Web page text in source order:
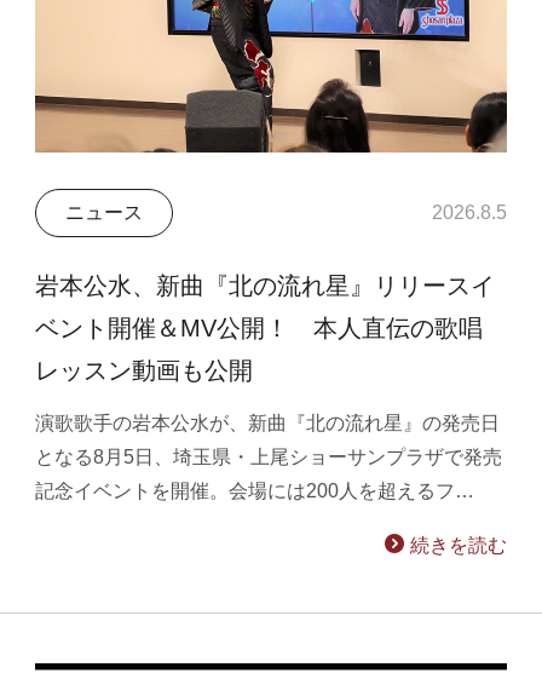
ニュース 2026.8.5
岩本公水、新曲『北の流れ星』リリースイ
ベント開催＆MV公開！ 本人直伝の歌唱
レッスン動画も公開
演歌歌手の岩本公水が、新曲『北の流れ星』の発売日
となる8月5日、埼玉県・上尾ショーサンプラザで発売
記念イベントを開催。会場には200人を超えるフ…
続きを読む